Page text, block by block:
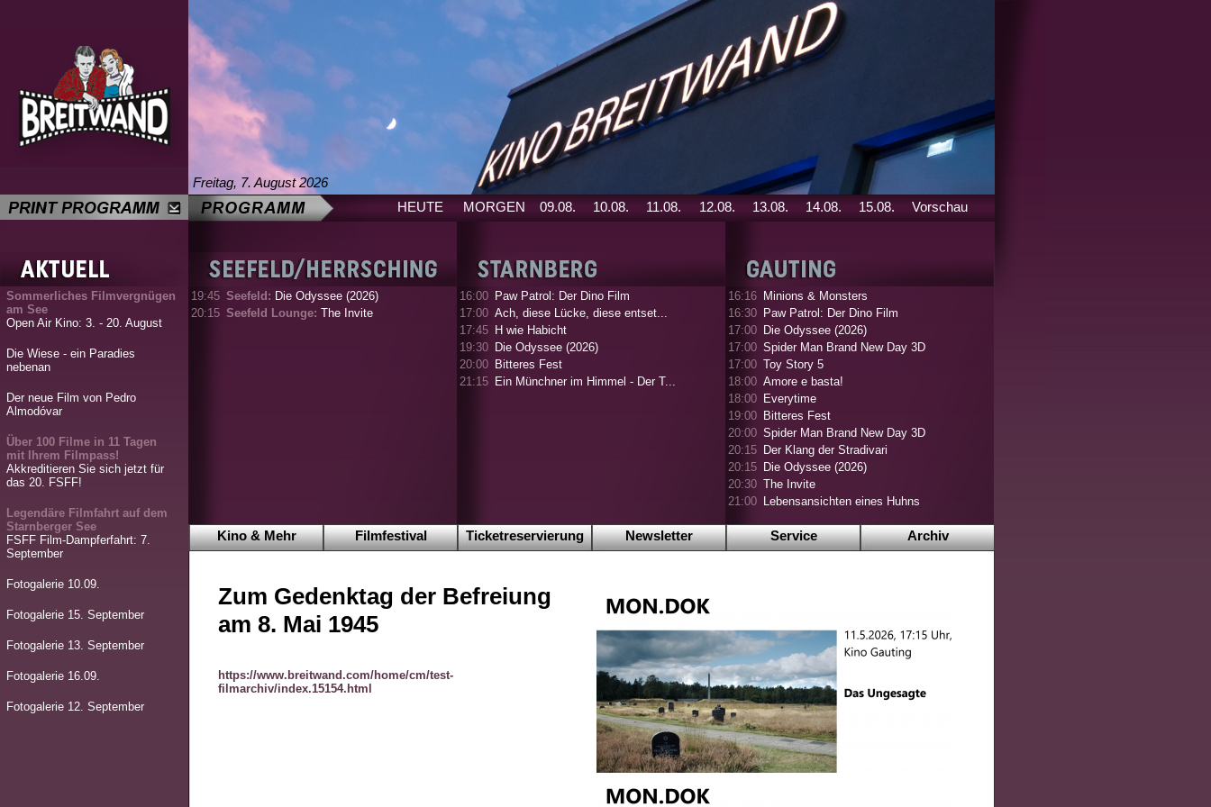
Freitag, 7. August 2026
HEUTE
MORGEN 09.08. 10.08. 11.08. 12.08. 13.08. 14.08. 15.08. Vorschau
Sommerliches Filmvergnügen
am See
Open Air Kino: 3. - 20. August
Die Wiese - ein Paradies
nebenan
Der neue Film von Pedro
Almodóvar
Über 100 Filme in 11 Tagen
mit Ihrem Filmpass!
Akkreditieren Sie sich jetzt für
das 20. FSFF!
Legendäre Filmfahrt auf dem
Starnberger See
FSFF Film-Dampferfahrt: 7.
September
Fotogalerie 10.09.
Fotogalerie 15. September
Fotogalerie 13. September
Fotogalerie 16.09.
Fotogalerie 12. September
19:45 Seefeld: Die Odyssee (2026)
20:15 Seefeld Lounge: The Invite
16:00 Paw Patrol: Der Dino Film
17:00 Ach, diese Lücke, diese entset...
17:45 H wie Habicht
19:30 Die Odyssee (2026)
20:00 Bitteres Fest
21:15 Ein Münchner im Himmel - Der T...
16:16 Minions & Monsters
16:30 Paw Patrol: Der Dino Film
17:00 Die Odyssee (2026)
17:00 Spider Man Brand New Day 3D
17:00 Toy Story 5
18:00 Amore e basta!
18:00 Everytime
19:00 Bitteres Fest
20:00 Spider Man Brand New Day 3D
20:15 Der Klang der Stradivari
20:15 Die Odyssee (2026)
20:30 The Invite
21:00 Lebensansichten eines Huhns
Kino & Mehr Filmfestival Ticketreservierung Newsletter Service Archiv
Zum Gedenktag der Befreiung
am 8. Mai 1945
https://www.breitwand.com/home/cm/test-
filmarchiv/index.15154.html